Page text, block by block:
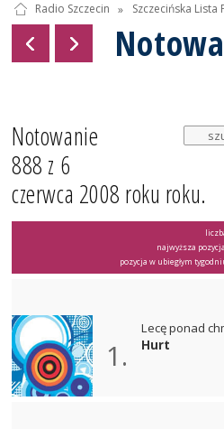
Radio Szczecin » Szczecińska
Notowanie
888 z 6
czerwca 2008 roku roku.
najwyższa
pozycja w ubiegłym
1.
Lecę ponad
Hurt